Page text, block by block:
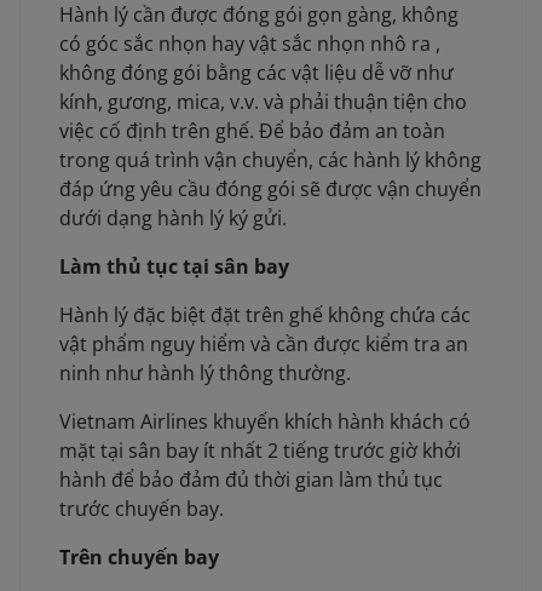
Hành lý cần được đóng gói gọn gàng, không
có góc sắc nhọn hay vật sắc nhọn nhô ra ,
không đóng gói bằng các vật liệu dễ vỡ như
kính, gương, mica, v.v. và phải thuận tiện cho
việc cố định trên ghế. Để bảo đảm an toàn
trong quá trình vận chuyển, các hành lý không
đáp ứng yêu cầu đóng gói sẽ được vận chuyển
dưới dạng hành lý ký gửi.
Làm thủ tục tại sân bay
Hành lý đặc biệt đặt trên ghế không chứa các
vật phẩm nguy hiểm và cần được kiểm tra an
ninh như hành lý thông thường.
Vietnam Airlines khuyến khích hành khách có
mặt tại sân bay ít nhất 2 tiếng trước giờ khởi
hành để bảo đảm đủ thời gian làm thủ tục
trước chuyến bay.
Trên chuyến bay